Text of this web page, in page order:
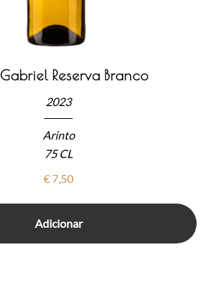
Reserva Branco
2023
Arinto
75 CL
€ 7,50
Adicionar